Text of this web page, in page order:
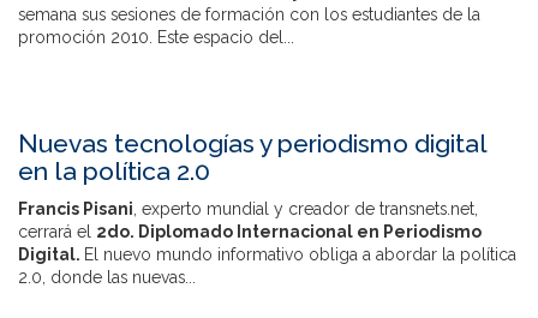
semana sus sesiones de formación con los estudiantes de la
promoción 2010. Este espacio del...
Nuevas tecnologías y periodismo digital
en la política 2.0
Francis Pisani, experto mundial y creador de transnets.net,
cerrará el 2do. Diplomado Internacional en Periodismo
Digital. El nuevo mundo informativo obliga a abordar la política
2.0, donde las nuevas...